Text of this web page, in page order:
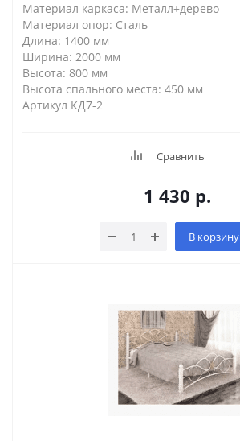
Материал каркаса: Металл+дерево
Материал опор: Сталь
Длина: 1400 мм
Ширина: 2000 мм
Высота: 800 мм
Высота спального места: 450 мм
Артикул КД7-2
Сравнить
1 430 р.
В корзину